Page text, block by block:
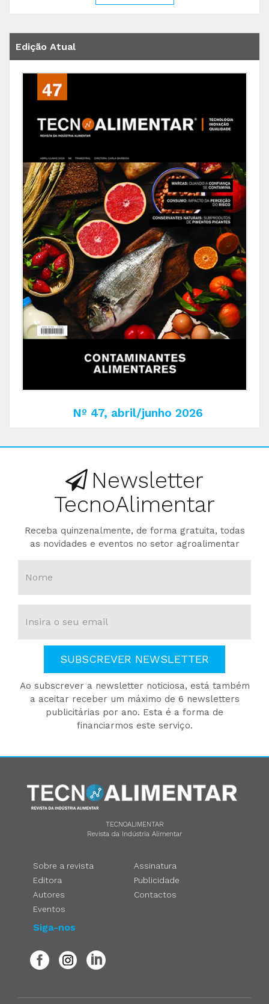
Edição Atual
Nº 47, abril/junho 2026
Newsletter
TecnoAlimentar
Receba quinzenalmente, de forma gratuita, todas
as novidades e eventos no setor agroalimentar
SUBSCREVER NEWSLETTER
Ao subscrever a newsletter noticiosa, está também
a aceitar receber um máximo de 6 newsletters
publicitárias por ano. Esta é a forma de
financiarmos este serviço.
TECNOALIMENTAR
Revista da Indústria Alimentar
Sobre a revista
Editora
Autores
Eventos
Assinatura
Publicidade
Contactos
Siga-nos